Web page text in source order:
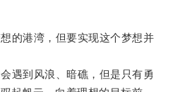
港湾，但要实现这个梦想并
到风浪、暗礁，但是只有勇